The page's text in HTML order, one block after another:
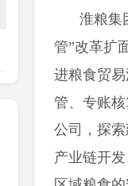
淮粮集
管”改革扩
进粮食贸
管、专账核
公司，探
产业链开